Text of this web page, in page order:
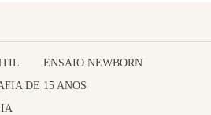
ENSAIO NEWBORN
DE 15 ANOS